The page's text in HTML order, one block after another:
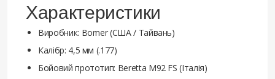
Характеристики
Виробник: Borner (США / Тайвань)
Калібр: 4,5 мм (.177)
Бойовий прототип: Beretta M92 FS (Італія)